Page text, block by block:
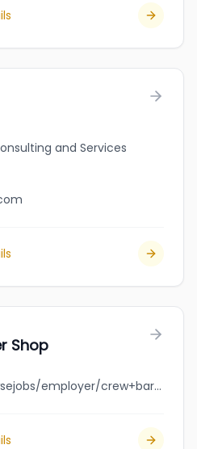
and Services
Shop
jobbank.gc.ca/browsejobs/employer/crew+barber+shop/ca